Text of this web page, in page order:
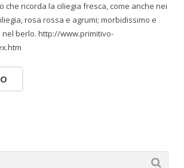
che ricorda la ciliegia fresca, come anche nei
rosa rossa e agrumi; morbidissimo e
berlo. http://www.primitivo-